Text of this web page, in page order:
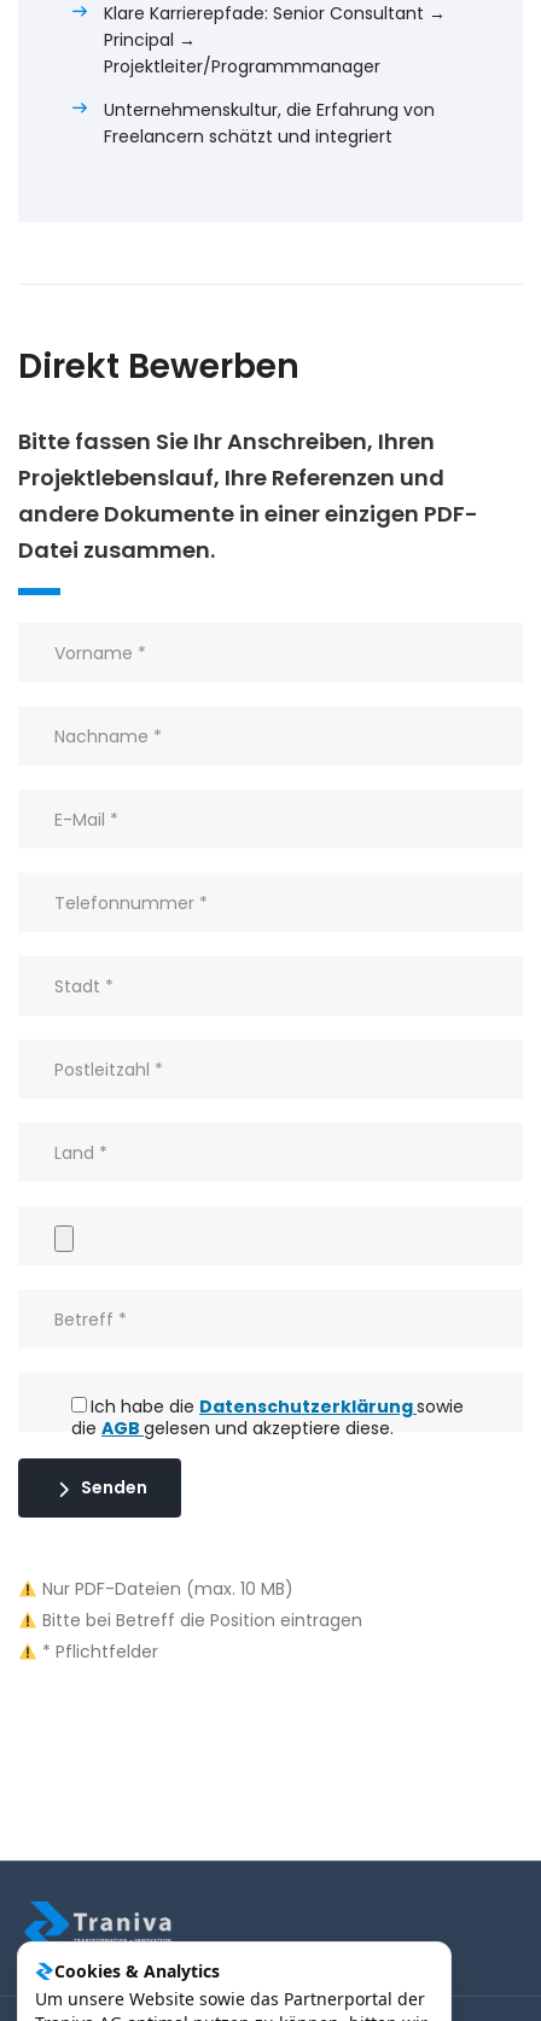
Cookies & Analytics
Um unsere Website sowie das Partnerportal der
Klare Karrierepfade: Senior Consultant →
Principal →
Projektleiter/Programmmanager
Unternehmenskultur, die Erfahrung von
Freelancern schätzt und integriert
Direkt Bewerben
Bitte fassen Sie Ihr Anschreiben, Ihren
Projektlebenslauf, Ihre Referenzen und
andere Dokumente in einer einzigen PDF-
Datei zusammen.
Ich habe die Datenschutzerklärungsowie
die AGB gelesen und akzeptiere diese.
Senden
Nur PDF-Dateien (max. 10 MB)
Bitte bei Betreff die Position eintragen
* Pflichtfelder